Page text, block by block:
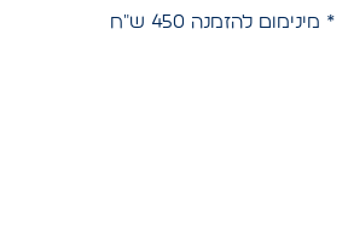
* מינימום להזמנה 450 ש"ח